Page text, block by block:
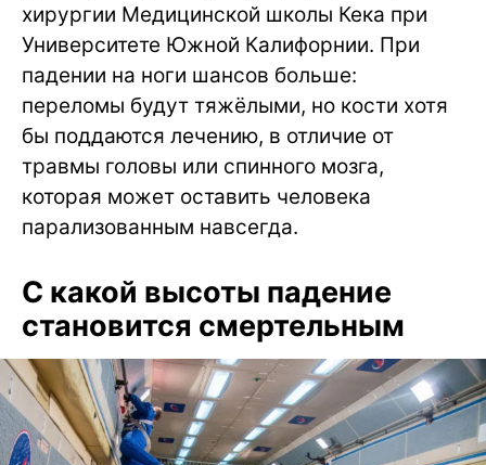
хирургии Медицинской школы Кека при
Университете Южной Калифорнии. При
падении на ноги шансов больше:
переломы будут тяжёлыми, но кости хотя
бы поддаются лечению, в отличие от
травмы головы или спинного мозга,
которая может оставить человека
парализованным навсегда.
С какой высоты падение
становится смертельным